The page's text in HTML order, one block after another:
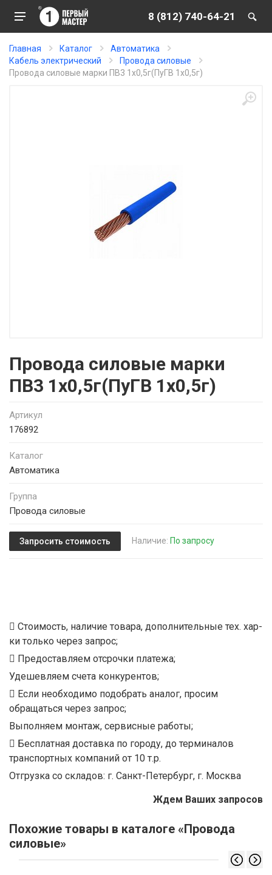
8 (812) 740-64-21
Главная Каталог
Автоматика
Кабель электрический
Провода силовые
Провода силовые марки ПВ3 1х0,5г(ПуГВ 1х0,5г)
Провода силовые марки
ПВ3 1х0,5г(ПуГВ 1х0,5г)
Артикул
176892
Каталог
Автоматика
Группа
Провода силовые
Запросить стоимость Наличие: По запросу
Стоимость, наличие товара, дополнительные тех. хар-
ки только через запрос;
Предоставляем отсрочки платежа;
Удешевляем счета конкурентов;
Если необходимо подобрать аналог, просим
обращаться через запрос;
Выполняем монтаж, сервисные работы;
Бесплатная доставка по городу, до терминалов
транспортных компаний от 10 т.р.
Отгрузка со складов: г. Санкт-Петербург, г. Москва
Ждем Ваших запросов
Похожие товары в каталоге «Провода
силовые»